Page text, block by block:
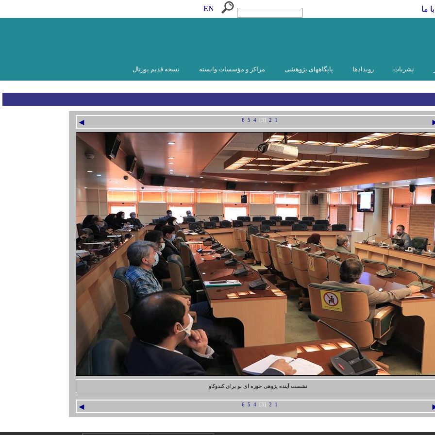
ما EN
نشریات رویدادها پایگاههای پژوهشی مراکز و مؤسسات وابسته نسخه قدیم پورتال
◄ 1
2
[3]
4
5
6
نشست آینده پژوهی حوزه ای نو برای کندوکاو
◄ 1
2
[3]
4
5
6